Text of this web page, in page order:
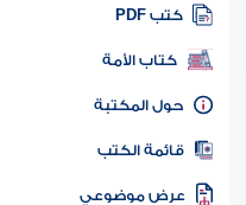
كتب PDF
كتاب الأمة
المكتبة